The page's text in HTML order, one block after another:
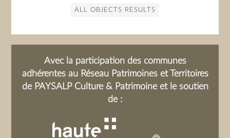
ALL OBJECTS RESULTS
Avec la participation des communes
adhérentes au Réseau Patrimoines et Territoires
de PAYSALP Culture & Patrimoine et le soutien
de :